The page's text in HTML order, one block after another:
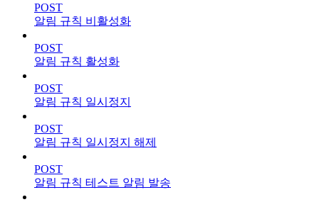
POST
알림 규칙 비활성화
POST
알림 규칙 활성화
POST
알림 규칙 일시정지
POST
알림 규칙 일시정지 해제
POST
알림 규칙 테스트 알림 발송